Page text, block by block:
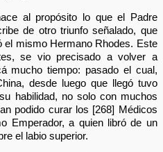
al propósito lo que el Padre
de otro triunfo señalado, que
mismo Hermano Rhodes. Este
se vio precisado a volver a
mucho tiempo: pasado el cual,
desde luego que llegó tuvo
habilidad, no solo con muchos
podido curar los [268] Médicos
Emperador, a quien libró de un
el labio superior.